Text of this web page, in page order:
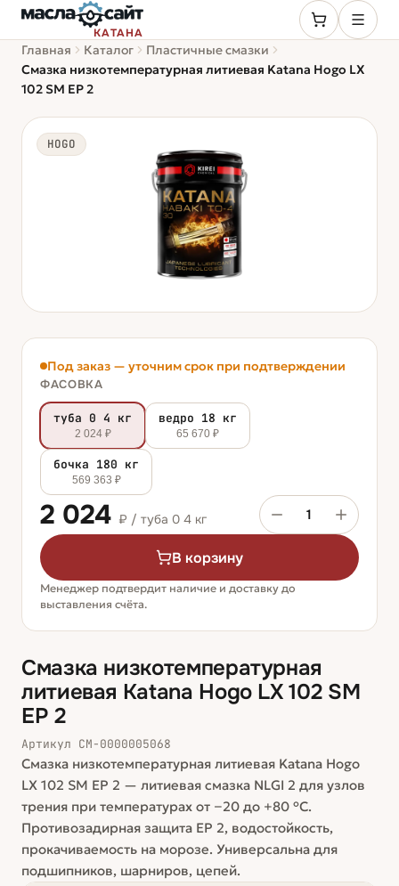
КАТАНА
Главная Каталог
Пластичные смазки
Смазка низкотемпературная литиевая Katana Hogo LX
102 SM EP 2
HOGO
Смазка низкотемпературная
литиевая Katana Hogo LX 102 SM
EP 2
Артикул СМ-0000005068
Смазка низкотемпературная литиевая Katana Hogo
LX 102 SM EP 2 — литиевая смазка NLGI 2 для узлов
трения при температурах от −20 до +80 °C.
Противозадирная защита EP 2, водостойкость,
прокачиваемость на морозе. Универсальна для
подшипников, шарниров, цепей.
Под заказ — уточним срок при подтверждении
ФАСОВКА
туба 0 4 кг
2 024 ₽
ведро 18 кг
65 670 ₽
бочка 180 кг
569 363 ₽
2 024 ₽ / туба 0 4 кг 1
В корзину
Менеджер подтвердит наличие и доставку до
выставления счёта.